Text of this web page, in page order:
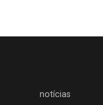
notícias